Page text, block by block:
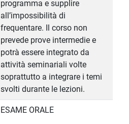
programma e supplire
all’impossibilità di
frequentare. Il corso non
prevede prove intermedie e
potrà essere integrato da
attività seminariali volte
soprattutto a integrare i temi
svolti durante le lezioni.
ESAME ORALE